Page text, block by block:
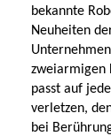
bekannte
Neuheiten
zweiarmigen
passt auf
verletzen,
bei